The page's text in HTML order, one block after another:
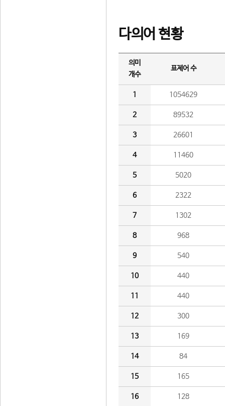
다의어 현황
의미
개수
표제어 수
1 1054629
2 89532
3 26601
4 11460
5 5020
6 2322
7 1302
8 968
9 540
10 440
11 440
12 300
13 169
14 84
15 165
16 128